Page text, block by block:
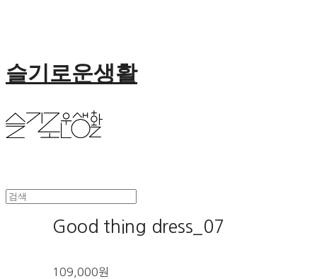
슬기로운생활
Good thing dress_07
109,000원